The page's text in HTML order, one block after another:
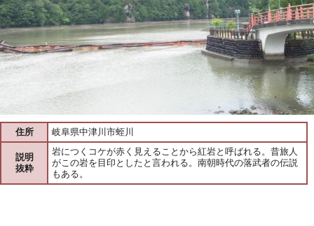
住所 岐阜県中津川市蛭川
説明
抜粋
岩につくコケが赤く見えることから紅岩と呼ばれる。昔旅人
がこの岩を目印としたと言われる。南朝時代の落武者の伝説
もある。